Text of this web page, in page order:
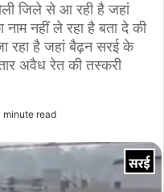
जिले से आ रही है जहां
नहीं ले रहा है बता दे की
रहा है जहां बैढ़न सरई के
अवैध रेत की तस्करी
minute read